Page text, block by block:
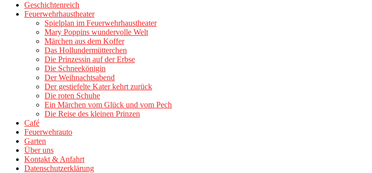
Geschichtenreich
Feuerwehrhaustheater
Spielplan im Feuerwehrhaustheater
Mary Poppins wundervolle Welt
Märchen aus dem Koffer
Das Hollundermütterchen
Die Prinzessin auf der Erbse
Die Schneekönigin
Der Weihnachtsabend
Der gestiefelte Kater kehrt zurück
Die roten Schuhe
Ein Märchen vom Glück und vom Pech
Die Reise des kleinen Prinzen
Café
Feuerwehrauto
Garten
Über uns
Kontakt & Anfahrt
Datenschutzerklärung